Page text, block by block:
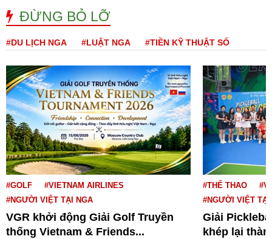
ĐỪNG BỎ LỠ
#DU LỊCH NGA #LUẬT NGA #TIỀN KỸ THUẬT SỐ
#GOLF
#VIETNAM AIRLINES
#NGƯỜI VIỆT TẠI NGA
VGR khởi động Giải Golf Truyền
thống Vietnam & Friends...
#THỂ THAO
#NGƯỜI VIỆT TẠI
Giải
khép lại